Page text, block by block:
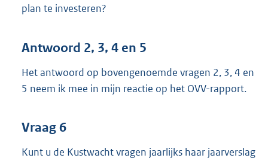
plan te investeren?
Antwoord 2, 3, 4 en 5
Het antwoord op bovengenoemde vragen 2, 3, 4 en
5 neem ik mee in mijn reactie op het OVV-rapport.
Vraag 6
Kunt u de Kustwacht vragen jaarlijks haar jaarverslag